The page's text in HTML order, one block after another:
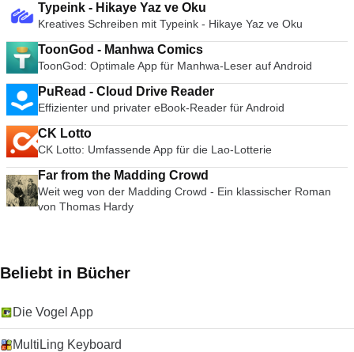
Typeink - Hikaye Yaz ve Oku
Kreatives Schreiben mit Typeink - Hikaye Yaz ve Oku
ToonGod - Manhwa Comics
ToonGod: Optimale App für Manhwa-Leser auf Android
PuRead - Cloud Drive Reader
Effizienter und privater eBook-Reader für Android
CK Lotto
CK Lotto: Umfassende App für die Lao-Lotterie
Far from the Madding Crowd
Weit weg von der Madding Crowd - Ein klassischer Roman
von Thomas Hardy
Beliebt in Bücher
Die Vogel App
MultiLing Keyboard